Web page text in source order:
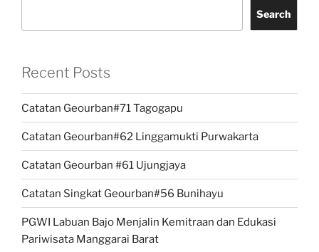
Search
Recent Posts
Catatan Geourban#71 Tagogapu
Catatan Geourban#62 Linggamukti Purwakarta
Catatan Geourban #61 Ujungjaya
Catatan Singkat Geourban#56 Bunihayu
PGWI Labuan Bajo Menjalin Kemitraan dan Edukasi
Pariwisata Manggarai Barat